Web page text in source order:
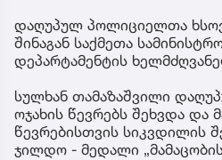
დაღუპულ პოლიციელთა
შინაგან საქმეთა
დეპარტამენტის
სულხან თამაზაშვილი
ოჯახის წევრებს შეხვდა და
წევრებისთვის სიკვდილის
ჯილდო - მედალი